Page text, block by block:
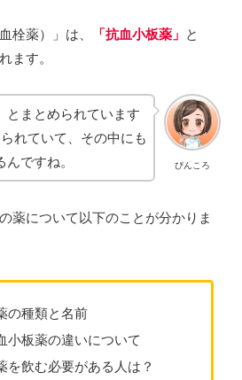
栓薬）」は、 「抗血小板薬」 と
ます。
ぴんころ
とまとめられています
れていて、その中にも
ですね。
薬について以下のことが分かりま
の種類と名前
小板薬の違いについて
を飲む必要がある人は？